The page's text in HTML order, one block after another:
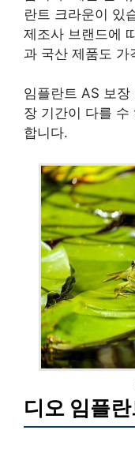
란트 크라운이 있
제조사 브랜드에
과 국산 제품도 가
임플란트 AS 보
장 기간이 다를
합니다.
디오 임플